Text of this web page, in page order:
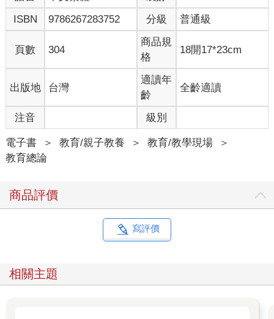
萌生的。我們曾與一群老師合作「學習思考，思考學習計畫」，
在開始介紹讓學生投入的方法之前，我們希望他們探討「投入」
這個概念的意義，並提出關於投入的問題和想法。「投入」一詞
有時被過度使用，對不同的人來說可能代表不同的事物。一開
始，我們考慮使用筆談（Chalk Talk）例程，但是這群老師對該項
例程已十分熟悉，所以我們想要新的例程。此外，我們也覺得，
為了真正深入鑽研這個概念的意義，我們需要促成更深入的討
論。因此，我們決定把「集體在紙上溝通」和「聚焦於推進人們
更深入思考的步驟」這兩種想法合併，跟這群老師團體試著操作
這段歷程。接下來的一年，我們與老師和學生進行試驗，並修正
其中的步驟和過程，建立出「創造意義」這項例程。由於這項例
程具有強烈的視覺化特質，所以我們在此以底下的例子呈現（參
．目的．
這項例程要求學生探討一個已經熟悉的主題、概念、想法或事
很熟悉，也可能在探索一段時間後變得熟悉。「創造意義」例程
法、提出問題和綜合整理，以協作的方式來建立理解。這項例程
ISBN
9786267283752 分級 普通級
頁數 304
商品規
格
18開17*23cm
出版地 台灣
適讀年
齡
全齡適讀
注音 級別
電子書 ＞ 教育/親子教養 ＞ 教育/教學現場
＞
教育總論
商品評價
寫評價
相關主題